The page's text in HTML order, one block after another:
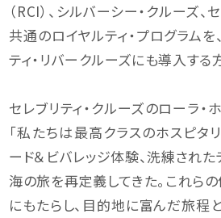
（RCI）、シルバーシー・クルーズ、
共通のロイヤルティ・プログラムを
ティ・リバークルーズにも導入する
セレブリティ・クルーズのローラ・
「私たちは最高クラスのホスピタ
ード＆ビバレッジ体験、洗練された
海の旅を再定義してきた。これら
にもたらし、目的地に富んだ旅程